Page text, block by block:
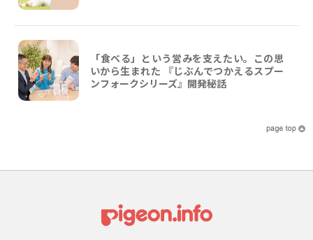
「食べる」という営みを支えたい。この思
いから生まれた 『じぶんでつかえるスプー
ンフォークシリーズ』開発秘話